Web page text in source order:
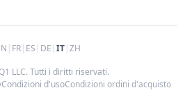
| FR| ES | DE |IT|ZH
LLC. Tutti i diritti riservati.
Condizioni d'usoCondizioni ordini d'acquisto